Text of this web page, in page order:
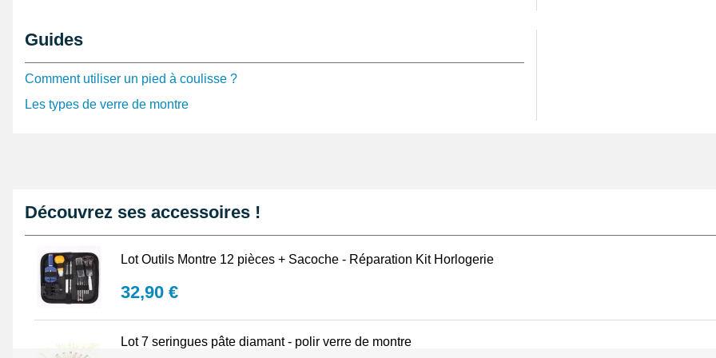
précieux. Une fois le verre positionné, appliquer la colle avec aiguille de
précision optimise la fixation, tandis qu'une
afin de maintenir la loupe en position et travailler avec une meilleure
stabilité.
exceptionnelle. Le soin apporté à cette étape fait toute la différence dans une
restauration réussie, assurant une longue vie à votre montre.
Guides
Comment utiliser un pied à coulisse ?
Les types de verre de montre
Découvrez ses accessoires !
Lot Outils Montre 12 pièces + Sacoche - Réparation Kit Horlogerie
32,90 €
Lot 7 seringues pâte diamant - polir verre de montre